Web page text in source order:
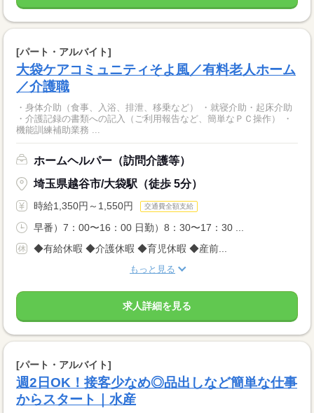
[パート・アルバイト]
大袋ケアコミュニティそよ風／有料老人ホーム
／介護職
・身体介助（食事、入浴、排泄、移乗など） ・就寝介助・起床介助
・介護記録の書類への記入（ご利用報告など、簡単なＰＣ操作） ・
機能訓練補助業務 ...
ホームヘルパー（訪問介護等）
埼玉県越谷市/大袋駅（徒歩 5分）
時給1,350円～1,550円 交通費全額支給
早番）7：00〜16：00 日勤）8：30〜17：30 ...
◆有給休暇 ◆介護休暇 ◆育児休暇 ◆産前...
もっと見る
求人詳細を見る
[パート・アルバイト]
週2日OK！接客少なめ◎品出しなど簡単な仕事
からスタート｜水産